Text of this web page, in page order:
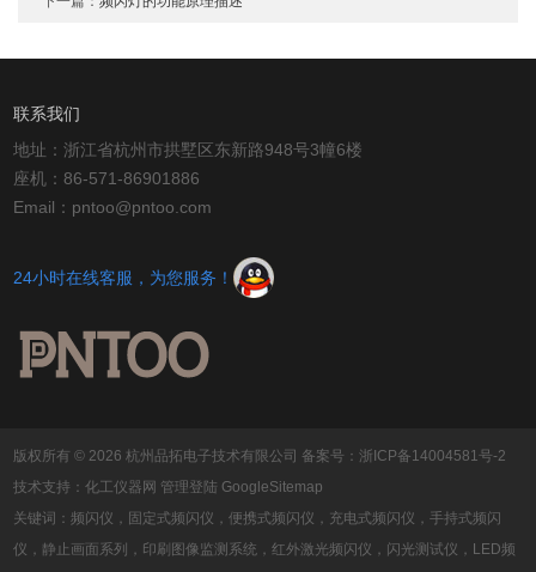
联系我们
地址：浙江省杭州市拱墅区东新路948号3幢6楼
座机：86-571-86901886
Email：pntoo@pntoo.com
24小时在线客服，为您服务！
版权所有 © 2026 杭州品拓电子技术有限公司备案号：浙ICP备14004581号-2
技术支持：化工仪器网 管理登陆 GoogleSitemap
关键词：频闪仪，固定式频闪仪，便携式频闪仪，充电式频闪仪，手持式频闪
仪，静止画面系列，印刷图像监测系统，红外激光频闪仪，闪光测试仪，LED频